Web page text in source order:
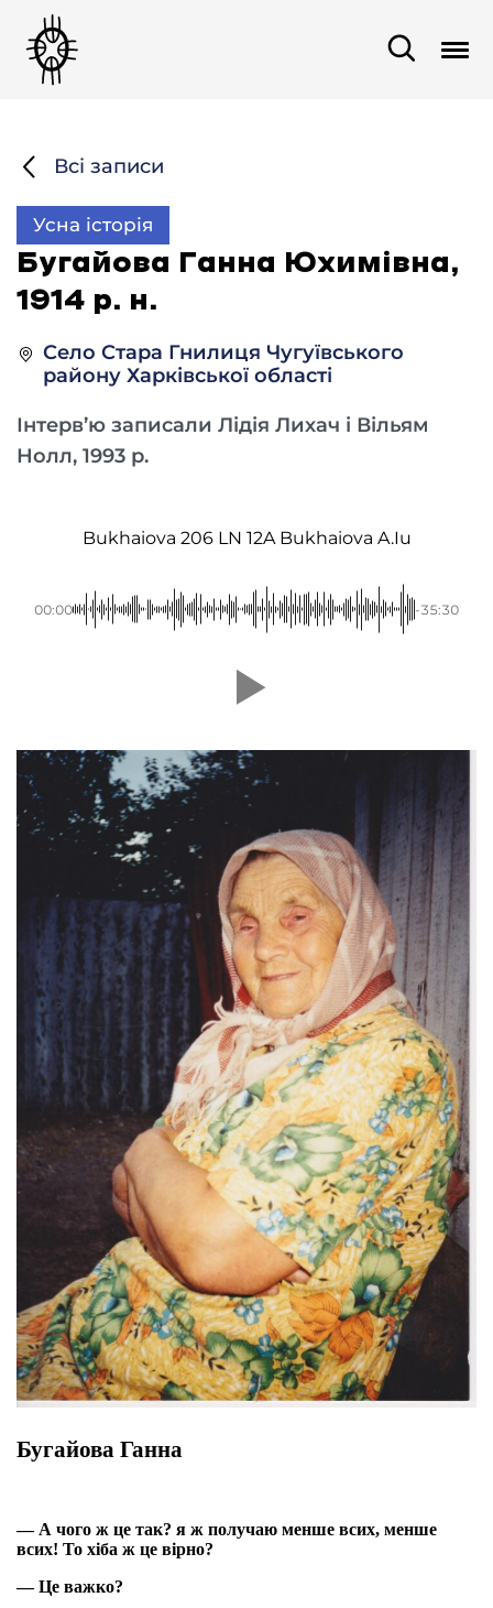
Всі записи
Усна історія
Бугайова Ганна Юхимівна,
1914 р. н.
Село Стара Гнилиця Чугуївського
району Харківської області
Інтерв’ю записали Лідія Лихач і Вільям
Нолл, 1993 р.
Bukhaiova 206 LN 12A Bukhaiova A.Iu
00:00 -35:30
Бугайова Ганна
— А чого ж це так? я ж получаю менше всих, менше
всих! То хіба ж це вірно?
— Це важко?